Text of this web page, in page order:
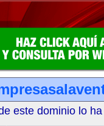
este dominio lo